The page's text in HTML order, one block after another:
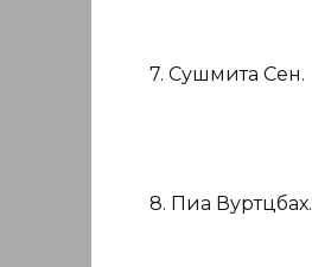
7. Сушмита Сен.
8. Пиа Вуртцбах.